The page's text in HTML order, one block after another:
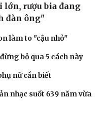
lớn, rượu bia đang
đàn ông"
làm to "cậu nhỏ"
bỏ qua 5 cách này
nữ cần biết
nhạc suốt 639 năm vừa